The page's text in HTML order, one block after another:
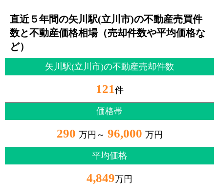
直近５年間の矢川駅(立川市)の不動産売買件
数と不動産価格相場（売却件数や平均価格な
ど）
矢川駅(立川市)の不動産売却件数
121件
価格帯
290 万円～ 96,000 万円
平均価格
4,849万円